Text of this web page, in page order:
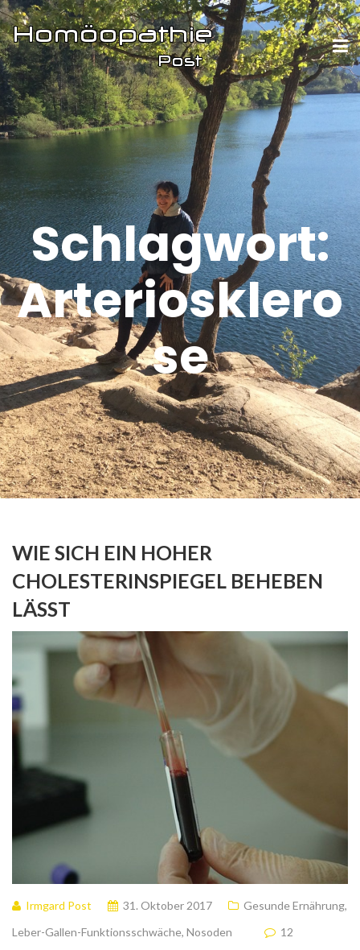
Schlagwort:
Arteriosklero
se
WIE SICH EIN HOHER
CHOLESTERINSPIEGEL BEHEBEN
LÄSST
Irmgard Post 31. Oktober 2017 Gesunde Ernährung,
Leber-Gallen-Funktionsschwäche, Nosoden
12